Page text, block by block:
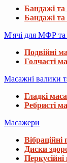
Бандажі та
Бандажі та
М'ячі для МФР та
Подвійні
Голчасті
Масажні валики
Гладкі
Ребристі
Масажери
Диски